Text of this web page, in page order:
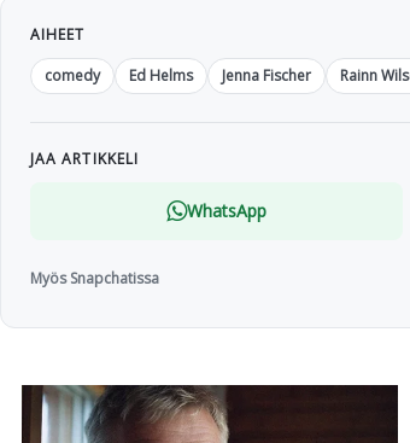
AIHEET
comedy
Ed Helms Jenna Fischer Rainn
JAA ARTIKKELI
WhatsApp
Myös Snapchatissa